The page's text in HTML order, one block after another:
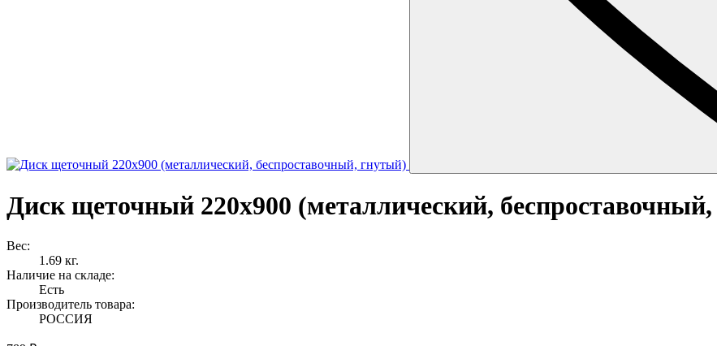
Диск щеточный 220x900 (металлический,
Вес:
1.69 кг.
Наличие на складе:
Есть
Производитель товара:
РОССИЯ